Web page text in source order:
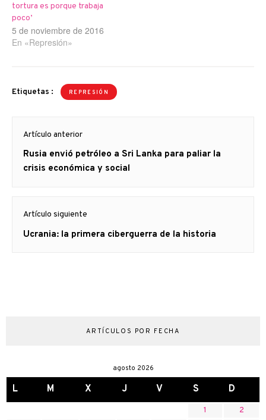
tortura es porque trabaja
poco’
5 de noviembre de 2016
En «Represión»
Etiquetas : REPRESIÓN
de
entradas
Artículo anterior
Artículo
anterior
Rusia envió petróleo a Sri Lanka para paliar la
crisis económica y social
Artículo siguiente
Artículo
Ucrania: la primera ciberguerra de la historia
ARTÍCULOS POR FECHA
agosto 2026
L M X J V S D
1
2